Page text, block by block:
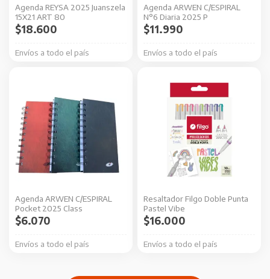
Agenda REYSA 2025 Juanszela
15X21 ART 80
Envíos a todo el país
$18.600
pueden
elegir
la
producto
Agenda ARWEN C/ESPIRAL
N°6 Diaria 2025 P
Envíos a todo el país
$11.990
pueden
elegir
la
producto
Agenda ARWEN C/ESPIRAL
Pocket 2025 Class
Envíos a todo el país
$6.070
tiene
múltiples
variantes.
Las
opciones
pueden
elegir
la
Resaltador Filgo Doble Punta
Pastel Vibe
Envíos a todo el país
$16.000